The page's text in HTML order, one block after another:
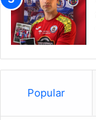
Popular